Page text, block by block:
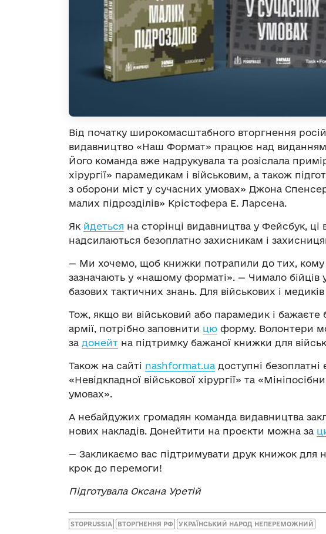
Від початку широкомасштабного вторгнення
видавництво «Наш Формат» працює над виданням
Його команда вже надрукувала та розіслала
хірургії» парамедикам і військовим, а також
з оборони міст у сучасних умовах» Джона
малих підрозділів» Крістофера Е. Ларсена.
Як йдеться на сторінці видавництва у Фейсбук, ці
надсилаються безоплатно захисникам і
— Ми хочемо, щоб книжки потрапили до тих, кому
зазначають у «нашому форматі». — Чимало бійців
базових тактичних знань. Для військових і
Тож, якщо ви військовий або парамедик і
армії, потрібно заповнити цю форму. Волонтери
за донейт на підтримку бажаної книжки для
Також на сайті nashformat.ua доступні безоплатні
«Невідкладної військової хірургії» та
умовах».
А небайдужих громадян команда видавництва
нових накладів. Донейтити на проєкти можна за
— Закликаємо вас підтримувати друк книжок для
крок до перемоги!
Підготувала Оксана Уретій
STOPRUSSIA ВТОРГНЕННЯ РФ УКРАЇНСЬКИЙ НАРОД НЕПЕРЕМОЖНИЙ